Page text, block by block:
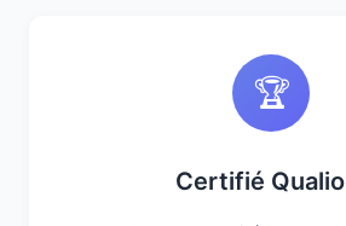
🏆
Certifié